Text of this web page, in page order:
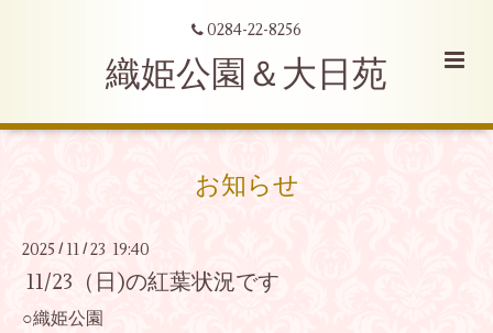
0284-22-8256
織姫公園＆大日苑
お知らせ
2025 / 11 / 23 19:40
11/23（日)の紅葉状況です
○織姫公園